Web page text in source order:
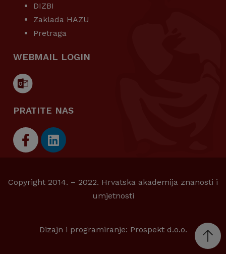
DIZBI
Zaklada HAZU
Pretraga
WEBMAIL LOGIN
PRATITE NAS
Copyright 2014. – 2022. Hrvatska akademija znanosti i
umjetnosti
Dizajn i programiranje: Prospekt d.o.o.